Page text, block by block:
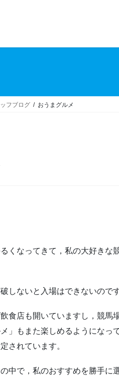
フブログ おうまグルメ
くなってきて，私の大好きな
しないと入場はできないので
食店も開いていますし，競馬
」もまた楽しめるようになっ
されています。
中で，私のおすすめを勝手に